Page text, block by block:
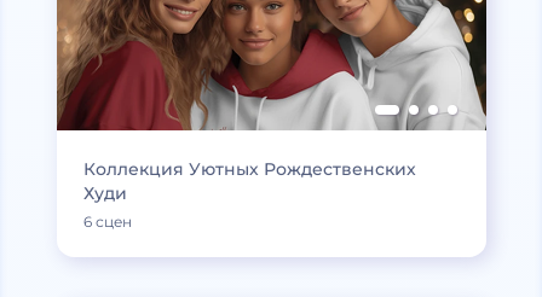
Коллекция Уютных Рождественских
Худи
6 сцен